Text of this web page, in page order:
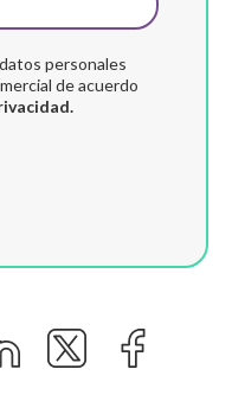
personales
de acuerdo